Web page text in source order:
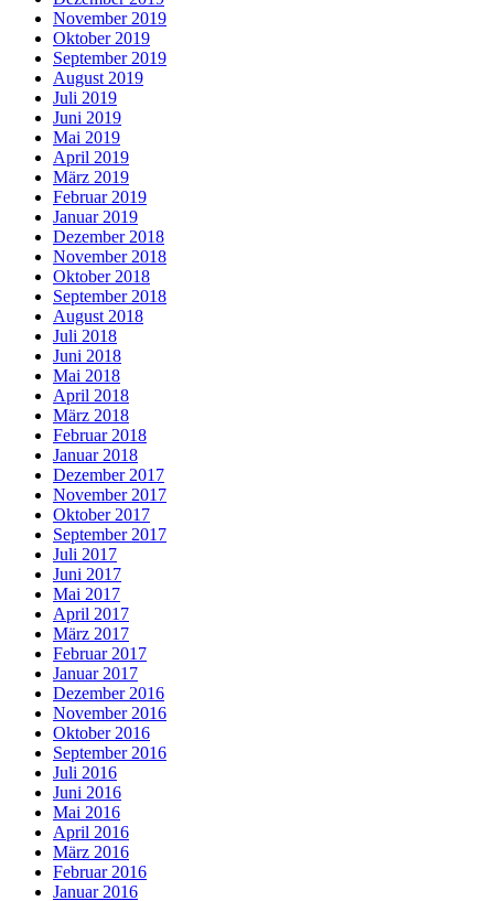
November 2019
Oktober 2019
September 2019
August 2019
Juli 2019
Juni 2019
Mai 2019
April 2019
März 2019
Februar 2019
Januar 2019
Dezember 2018
November 2018
Oktober 2018
September 2018
August 2018
Juli 2018
Juni 2018
Mai 2018
April 2018
März 2018
Februar 2018
Januar 2018
Dezember 2017
November 2017
Oktober 2017
September 2017
Juli 2017
Juni 2017
Mai 2017
April 2017
März 2017
Februar 2017
Januar 2017
Dezember 2016
November 2016
Oktober 2016
September 2016
Juli 2016
Juni 2016
Mai 2016
April 2016
März 2016
Februar 2016
Januar 2016